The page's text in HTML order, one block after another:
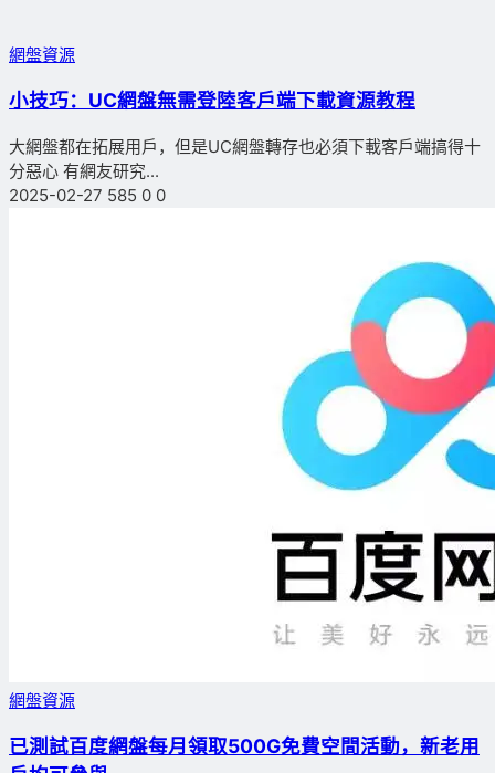
網盤資源
小技巧：UC網盤無需登陸客戶端下載資源教程
大網盤都在拓展用戶，但是UC網盤轉存也必須下載客戶端搞得十
分惡心 有網友研究...
2025-02-27 585 0 0
網盤資源
已測試百度網盤每月領取500G免費空間活動，新老用